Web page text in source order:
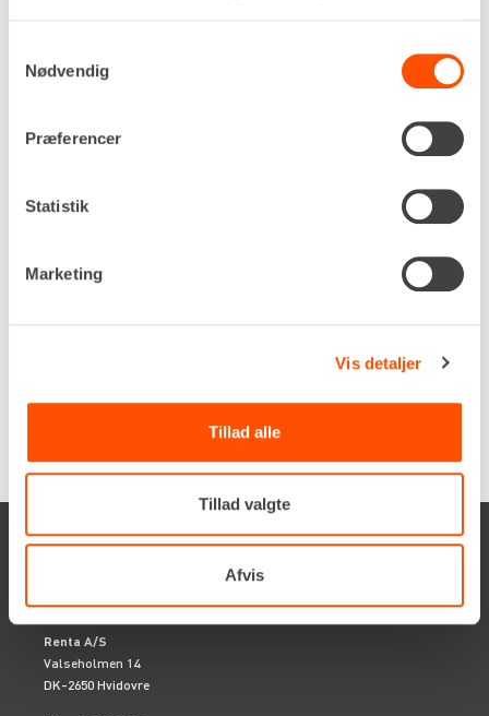
Nødvendig
Præferencer
Statistik
Marketing
Vis detaljer
Tillad alle
Tillad valgte
Afvis
1.680 mm
Pr. dag DKK 4.168,00
Renta A/S
Valseholmen 14
DK-2650 Hvidovre